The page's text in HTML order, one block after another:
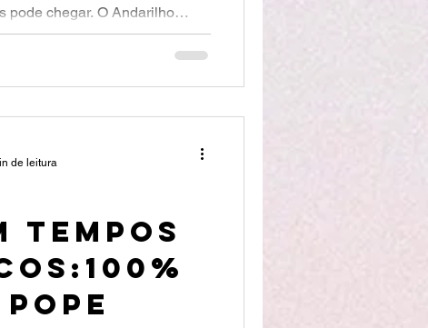
pode chegar. O Andarilho
imaginário da cultura pop
TEMPOS
de leitura